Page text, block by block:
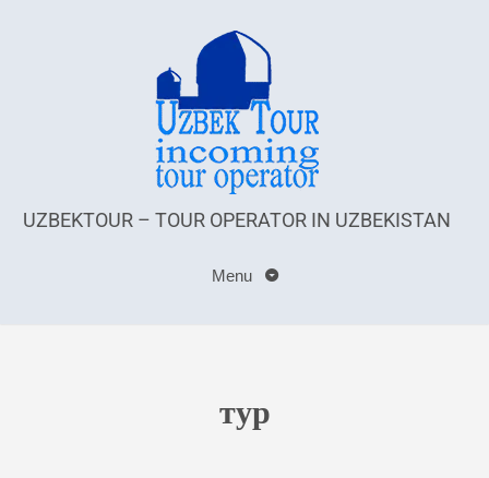
UZBEKTOUR – TOUR OPERATOR IN UZBEKISTAN
Menu
тур